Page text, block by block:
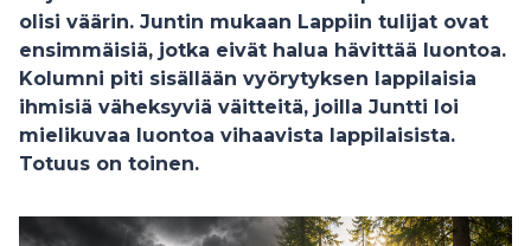
olisi väärin. Juntin mukaan Lappiin tulijat ovat
ensimmäisiä, jotka eivät halua hävittää luontoa.
Kolumni piti sisällään vyörytyksen lappilaisia
ihmisiä väheksyviä väitteitä, joilla Juntti loi
mielikuvaa luontoa vihaavista lappilaisista.
Totuus on toinen.